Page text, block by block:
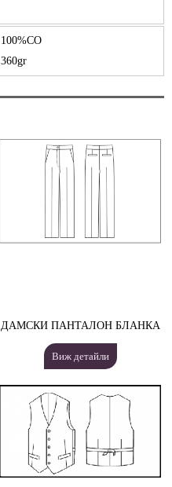
100%CO
360gr
ДАМСКИ ПАНТАЛОН БЛАНКА
Виж детайли